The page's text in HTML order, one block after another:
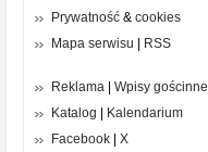
Prywatność & cookies
Mapa serwisu
RSS
Reklama
Wpisy gościnne
Katalog
Kalendarium
Facebook
X